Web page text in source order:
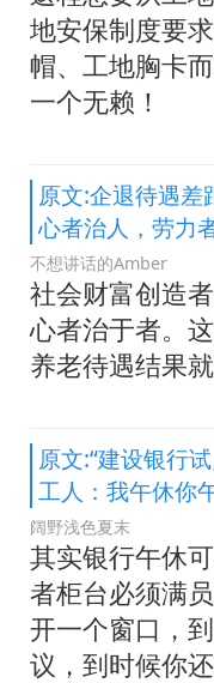
地安保制度要
帽、工地胸卡
一个无赖！
原文:企退待遇差
心者治人，劳力
不想讲话的Amber
社会财富创造
心者治于者。
养老待遇结果
原文:“建设银行
工人：我午休你
阔野浅色夏末
其实银行午休
者柜台必须满
开一个窗口，
议，到时候你